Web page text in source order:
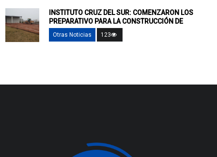
INSTITUTO CRUZ DEL SUR: COMENZARON LOS
PREPARATIVO PARA LA CONSTRUCCIÓN DE
Otras Noticias 123